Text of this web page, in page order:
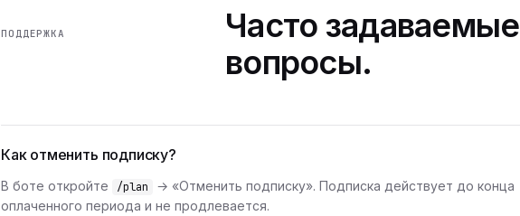
ПОДДЕРЖКА
Часто задаваемые
вопросы.
Как отменить подписку?
В боте откройте /plan
→ «Отменить подписку». Подписка действует до конца
оплаченного периода и не продлевается.